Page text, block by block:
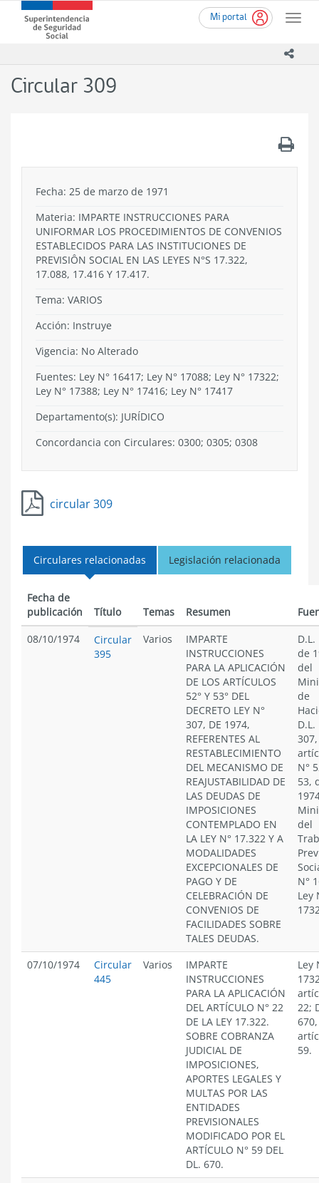
contenido
Mi portal
Toggle
Superintendencia
de
-
Circular 309
Fecha: 25 de marzo de 1971
Materia: IMPARTE INSTRUCCIONES PARA
UNIFORMAR LOS PROCEDIMIENTOS DE CONVENIOS
ESTABLECIDOS PARA LAS INSTITUCIONES DE
PREVISIÔN SOCIAL EN LAS LEYES N°S 17.322,
17.088, 17.416 Y 17.417.
Tema: VARIOS
Acción: Instruye
Vigencia: No Alterado
Fuentes: Ley N° 16417; Ley N° 17088; Ley N° 17322;
Ley N° 17388; Ley N° 17416; Ley N° 17417
Departamento(s): JURÍDICO
Concordancia con Circulares: 0300; 0305; 0308
circular 309
Circulares relacionadas Legislación relacionada
Fecha de
publicación
Título Temas Resumen
08/10/1974
Circular
395
Varios
IMPARTE
INSTRUCCIONES
PARA LA APLICACIÓN
DE LOS ARTÍCULOS
52° Y 53° DEL
DECRETO LEY N°
307, DE 1974,
REFERENTES AL
RESTABLECIMIENTO
DEL MECANISMO DE
REAJUSTABILIDAD DE
LAS DEUDAS DE
IMPOSICIONES
CONTEMPLADO EN
LA LEY N° 17.322 Y A
MODALIDADES
EXCEPCIONALES DE
PAGO Y DE
CELEBRACIÓN DE
CONVENIOS DE
FACILIDADES SOBRE
TALES DEUDAS.
D.L.
de
del
de
D.L.
307,
N°
53,
del
N°
Ley
07/10/1974
Circular
445
Varios
IMPARTE
INSTRUCCIONES
PARA LA APLICACIÓN
DEL ARTÍCULO N° 22
DE LA LEY 17.322.
SOBRE COBRANZA
JUDICIAL DE
IMPOSICIONES,
APORTES LEGALES Y
MULTAS POR LAS
ENTIDADES
PREVISIONALES
MODIFICADO POR EL
ARTÍCULO N° 59 DEL
DL. 670.
Ley
22;
670,
59.